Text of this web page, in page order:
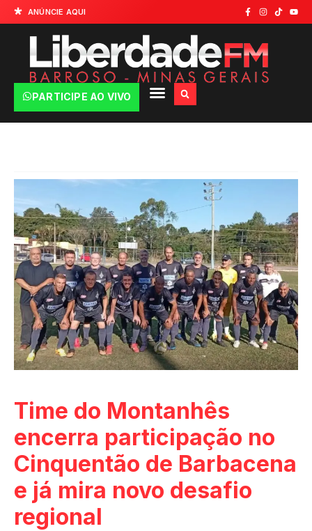
ANÚNCIE AQUI
PARTICIPE AO VIVO
Time do Montanhês
encerra participação no
Cinquentão de Barbacena
e já mira novo desafio
regional